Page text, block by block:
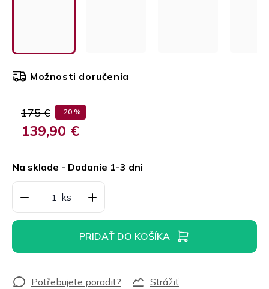
175 € –20 %
139,90 €
cena:
Na sklade - Dodanie 1-3 dni
Možnosti doručenia
PRIDAŤ DO KOŠÍKA
Strážiť